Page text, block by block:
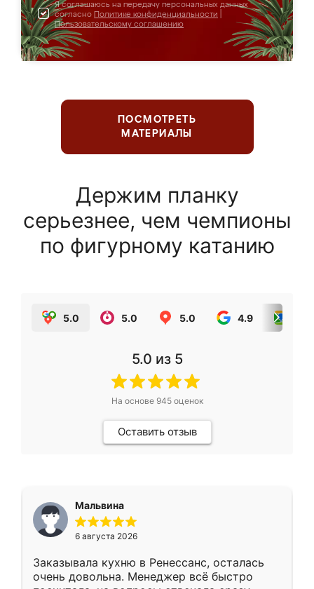
Я соглашаюсь на передачу персональных данных
согласно Политике конфиденциальности
Пользовательскому соглашению
ПОСМОТРЕТЬ
МАТЕРИАЛЫ
Держим планку
серьезнее, чем чемпионы
по фигурному катанию
5.0 5.0 5.0 4.9
5.0 из 5
На основе 945оценок
Оставить отзыв
Мальвина
6 августа 2026
Заказывала кухню в Ренессанс, осталась
очень довольна. Менеджер всё быстро